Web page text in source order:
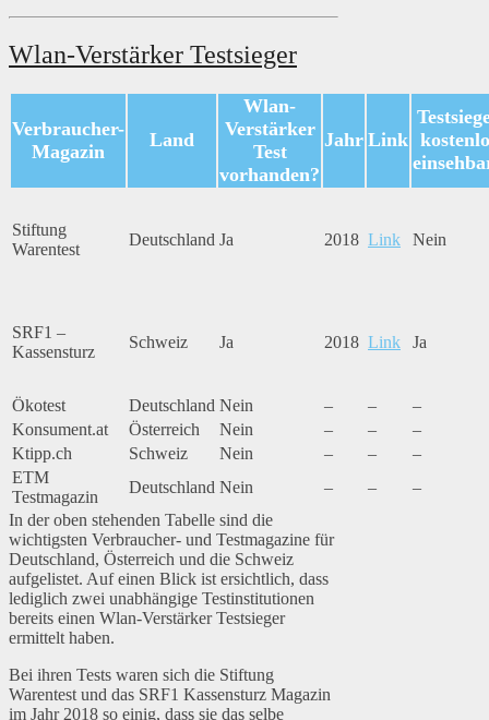
Wlan-Verstärker Testsieger
Verbraucher-
Magazin
Land
Wlan-
Verstärker
Test
vorhanden?
Jahr Link
Stiftung
Warentest
Deutschland Ja 2018 Link Nein
SRF1 –
Kassensturz
Schweiz Ja 2018 Link Ja
Ökotest Deutschland Nein – –
–
Konsument.at
Österreich Nein – –
–
Ktipp.ch
Schweiz Nein – –
–
ETM
Testmagazin
Deutschland Nein – –
–
In der oben stehenden Tabelle sind die
wichtigsten Verbraucher- und Testmagazine für
Deutschland, Österreich und die Schweiz
aufgelistet. Auf einen Blick ist ersichtlich, dass
lediglich zwei unabhängige Testinstitutionen
bereits einen Wlan-Verstärker Testsieger
ermittelt haben.
Bei ihren Tests waren sich die Stiftung
Warentest und das SRF1 Kassensturz Magazin
im Jahr 2018 so einig, dass sie das selbe